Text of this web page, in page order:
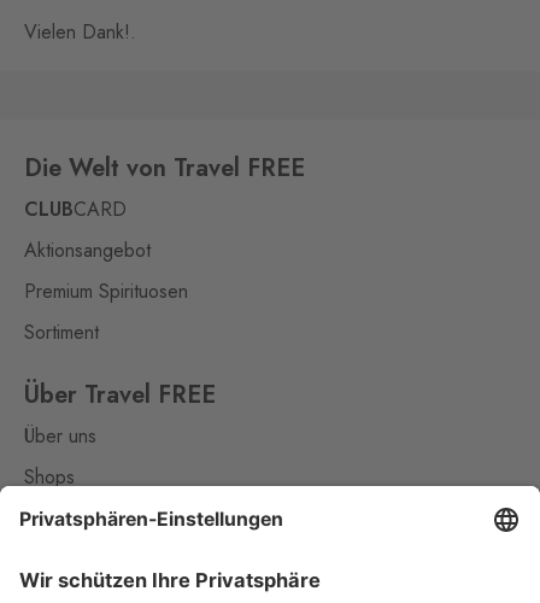
Vielen Dank!.
Die Welt von Travel FREE
CLUBCARD
Aktionsangebot
Premium Spirituosen
Sortiment
Über Travel FREE
Über uns
Shops
Kontakt
Nützliches